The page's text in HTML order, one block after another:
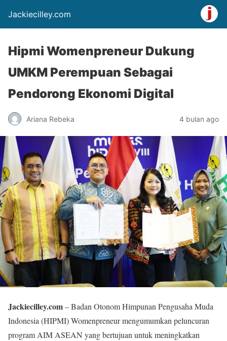
Jackiecilley.com
Hipmi Womenpreneur Dukung
UMKM Perempuan Sebagai
Pendorong Ekonomi Digital
Ariana Rebeka 4 bulan ago
Jackiecilley.com– Badan Otonom Himpunan Pengusaha Muda
Indonesia (HIPMI) Womenpreneur mengumumkan peluncuran
program AIM ASEAN yang bertujuan untuk meningkatkan